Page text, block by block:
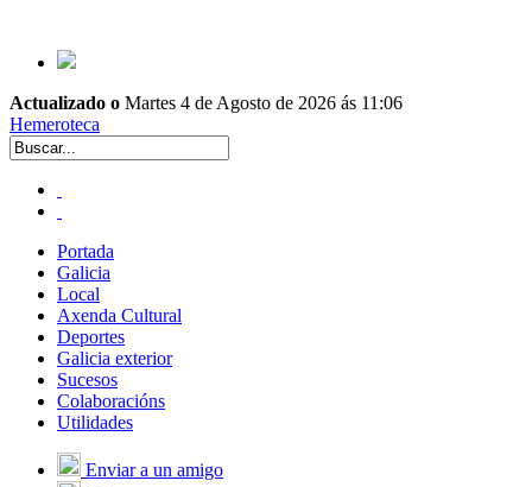
Actualizado o Martes 4 de Agosto de 2026 ás 11:06
Hemeroteca
Portada
Galicia
Local
Axenda Cultural
Deportes
Galicia exterior
Sucesos
Colaboracións
Utilidades
Enviar a un amigo